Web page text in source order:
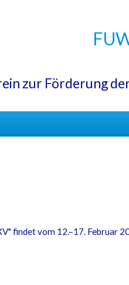
zur Förderung
findet vom 12.–17.